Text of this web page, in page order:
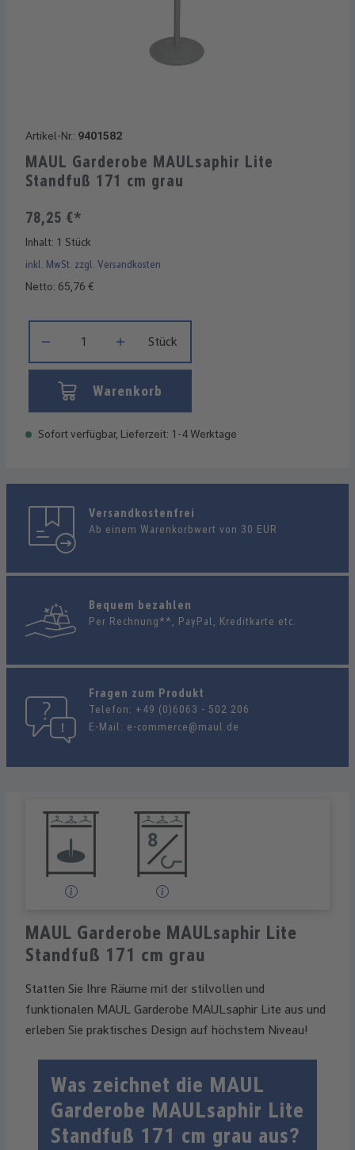
Artikel-Nr.: 9401582
MAUL Garderobe MAULsaphir Lite
Standfuß 171 cm grau
78,25 €*
Inhalt: 1 Stück
inkl. MwSt. zzgl. Versandkosten
Netto: 65,76 €
Stück
Warenkorb
Sofort verfügbar, Lieferzeit: 1-4 Werktage
Versandkostenfrei
Ab einem Warenkorbwert von 30 EUR
Bequem bezahlen
Per Rechnung**, PayPal, Kreditkarte etc.
Fragen zum Produkt
Telefon: +49 (0)6063 - 502 206
E-Mail: e-commerce@maul.de
MAUL Garderobe MAULsaphir Lite
Standfuß 171 cm grau
Statten Sie Ihre Räume mit der stilvollen und
funktionalen MAUL Garderobe MAULsaphir Lite aus und
erleben Sie praktisches Design auf höchstem Niveau!
Was zeichnet die MAUL
Garderobe MAULsaphir Lite
Standfuß 171 cm grau aus?